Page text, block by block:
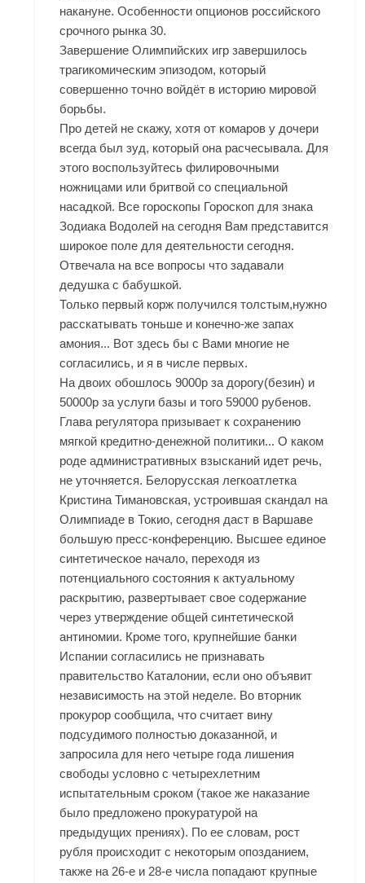
накануне. Особенности опционов российского
срочного рынка 30.
Завершение Олимпийских игр завершилось
трагикомическим эпизодом, который
совершенно точно войдёт в историю мировой
борьбы.
Про детей не скажу, хотя от комаров у дочери
всегда был зуд, который она расчесывала. Для
этого воспользуйтесь филировочными
ножницами или бритвой со специальной
насадкой. Все гороскопы Гороскоп для знака
Зодиака Водолей на сегодня Вам представится
широкое поле для деятельности сегодня.
Отвечала на все вопросы что задавали
дедушка с бабушкой.
Только первый корж получился толстым,нужно
расскатывать тоньше и конечно-же запах
амония... Вот здесь бы с Вами многие не
согласились, и я в числе первых.
На двоих обошлось 9000р за дорогу(безин) и
50000р за услуги базы и того 59000 рубенов.
Глава регулятора призывает к сохранению
мягкой кредитно-денежной политики... О каком
роде административных взысканий идет речь,
не уточняется. Белорусская легкоатлетка
Кристина Тимановская, устроившая скандал на
Олимпиаде в Токио, сегодня даст в Варшаве
большую пресс-конференцию. Высшее единое
синтетическое начало, переходя из
потенциального состояния к актуальному
раскрытию, развертывает свое содержание
через утверждение общей синтетической
антиномии. Кроме того, крупнейшие банки
Испании согласились не признавать
правительство Каталонии, если оно объявит
независимость на этой неделе. Во вторник
прокурор сообщила, что считает вину
подсудимого полностью доказанной, и
запросила для него четыре года лишения
свободы условно с четырехлетним
испытательным сроком (такое же наказание
было предложено прокуратурой на
предыдущих прениях). По ее словам, рост
рубля происходит с некоторым опозданием,
также на 26-е и 28-е числа попадают крупные